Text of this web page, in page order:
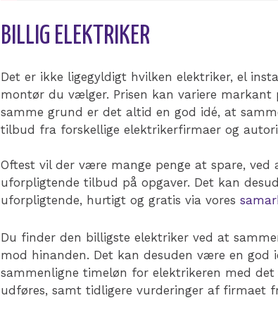
BILLIG ELEKTRIKER
Det er ikke ligegyldigt hvilken elektriker, el
montør du vælger. Prisen kan variere markant
samme grund er det altid en god idé, at
tilbud fra forskellige elektrikerfirmaer og
Oftest vil der være mange penge at spare, ved
uforpligtende tilbud på opgaver. Det kan
uforpligtende, hurtigt og gratis via vores
Du finder den billigste elektriker ved at
mod hinanden. Det kan desuden være en god
sammenligne timeløn for elektrikeren med det
udføres, samt tidligere vurderinger af firmaet